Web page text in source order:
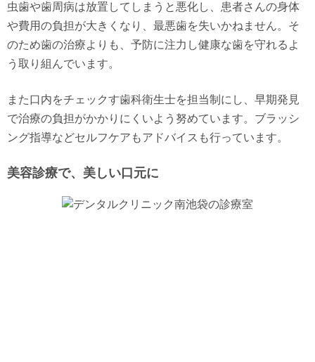
虫歯や歯周病は放置してしまうと悪化し、患者さんの身体
や費用の負担が大きくなり、最悪歯を失いかねません。そ
のため歯の治療よりも、予防に注力し健康な歯を守れるよ
う取り組んでいます。
また口内をチェックす歯科衛生士を担当制にし、早期発見
で治療の負担がかかりにくいよう努めています。ブラッシ
ング指導などセルフケアもアドバイスも行っています。
美容診療で、美しい口元に